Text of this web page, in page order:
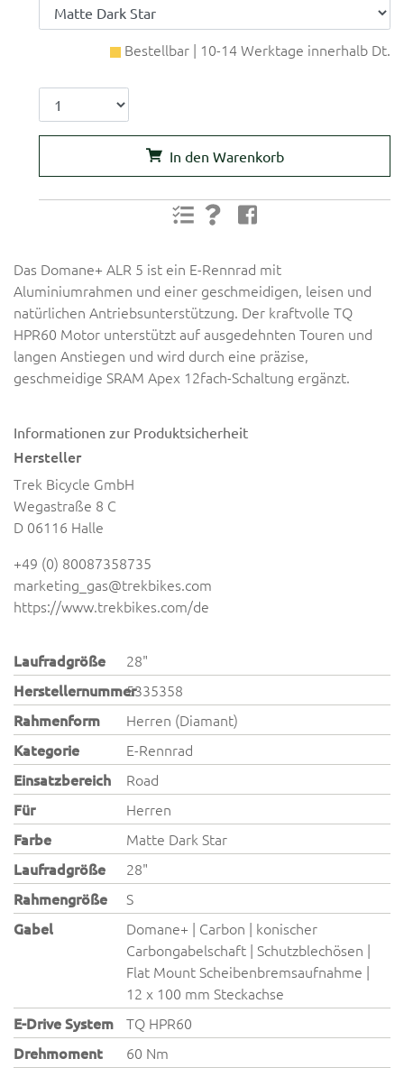
Bestellbar | 10-14 Werktage innerhalb Dt.
In den Warenkorb
Das Domane+ ALR 5 ist ein E-Rennrad mit
Aluminiumrahmen und einer geschmeidigen, leisen und
natürlichen Antriebsunterstützung. Der kraftvolle TQ
HPR60 Motor unterstützt auf ausgedehnten Touren und
langen Anstiegen und wird durch eine präzise,
geschmeidige SRAM Apex 12fach-Schaltung ergänzt.
Informationen zur Produktsicherheit
Hersteller
Trek Bicycle GmbH
Wegastraße 8 C
D 06116 Halle
+49 (0) 80087358735
marketing_gas@trekbikes.com
https://www.trekbikes.com/de
Laufradgröße
28"
Herstellernummer5335358
Rahmenform
Herren (Diamant)
Kategorie
E-Rennrad
Einsatzbereich
Road
Für
Herren
Farbe
Matte Dark Star
Laufradgröße
28"
Rahmengröße
S
Gabel
Domane+ | Carbon | konischer
Carbongabelschaft | Schutzblechösen |
Flat Mount Scheibenbremsaufnahme |
12 x 100 mm Steckachse
E-Drive System
TQ HPR60
Drehmoment
60 Nm